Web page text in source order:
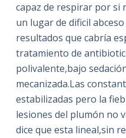
capaz de respirar por si
un lugar de dificil
resultados que cabría
tratamiento de
polivalente,bajo
mecanizada.Las
estabilizadas pero la
lesiones del plumón no
dice que esta lineal,sin